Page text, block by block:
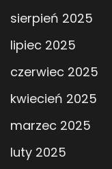
sierpień 2025
lipiec 2025
czerwiec 2025
kwiecień 2025
marzec 2025
luty 2025